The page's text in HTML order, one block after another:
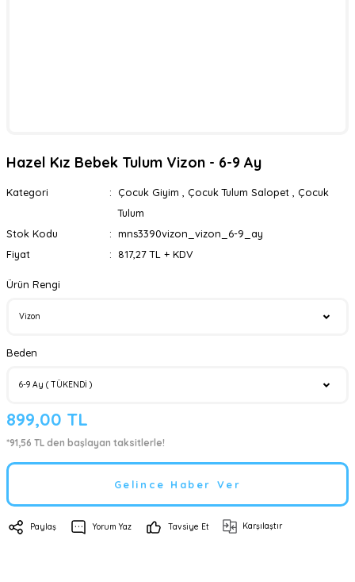
Hazel Kız Bebek Tulum Vizon - 6-9 Ay
Kategori Çocuk Giyim Çocuk Tulum Salopet
Çocuk
Tulum
Stok Kodu
mns3390vizon_vizon_6-9_ay
Fiyat
817,27 TL + KDV
Ürün Rengi
Beden
899,00 TL
*91,56 TL den başlayan taksitlerle!
Gelince Haber Ver
Paylaş Yorum Yaz Tavsiye Et Karşılaştır